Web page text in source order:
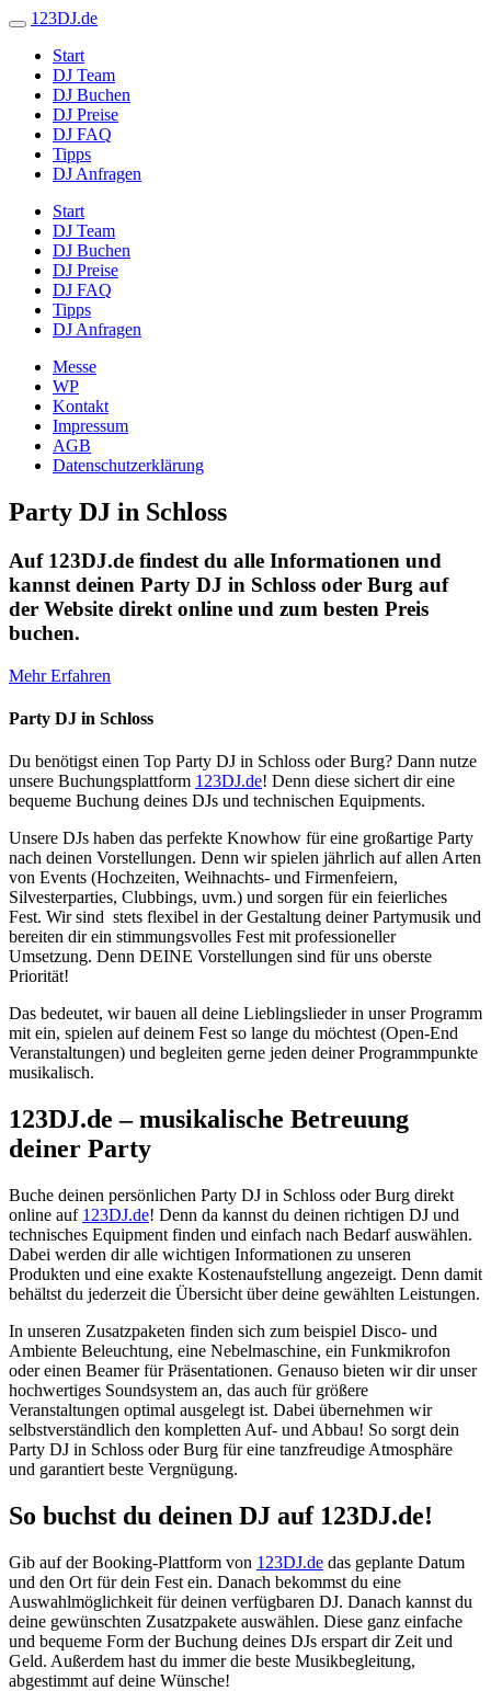
123DJ.de
Start
DJ Team
DJ Buchen
DJ Preise
DJ FAQ
Tipps
DJ Anfragen
Start
DJ Team
DJ Buchen
DJ Preise
DJ FAQ
Tipps
DJ Anfragen
Messe
WP
Kontakt
Impressum
AGB
Datenschutzerklärung
Party DJ in Schloss
Auf 123DJ.de findest du alle Informationen und
kannst deinen Party DJ in Schloss oder Burg auf
der Website direkt online und zum besten Preis
buchen.
Mehr Erfahren
Party DJ in Schloss
Du benötigst einen Top Party DJ in Schloss oder Burg? Dann nutze
unsere Buchungsplattform 123DJ.de! Denn diese sichert dir eine
bequeme Buchung deines DJs und technischen Equipments.
Unsere DJs haben das perfekte Knowhow für eine großartige Party
nach deinen Vorstellungen. Denn wir spielen jährlich auf allen Arten
von Events (Hochzeiten, Weihnachts- und Firmenfeiern,
Silvesterparties, Clubbings, uvm.) und sorgen für ein feierliches
Fest. Wir sind stets flexibel in der Gestaltung deiner Partymusik und
bereiten dir ein stimmungsvolles Fest mit professioneller
Umsetzung. Denn DEINE Vorstellungen sind für uns oberste
Priorität!
Das bedeutet, wir bauen all deine Lieblingslieder in unser Programm
mit ein, spielen auf deinem Fest so lange du möchtest (Open-End
Veranstaltungen) und begleiten gerne jeden deiner Programmpunkte
musikalisch.
123DJ.de – musikalische Betreuung
deiner Party
Buche deinen persönlichen Party DJ in Schloss oder Burg direkt
online auf 123DJ.de! Denn da kannst du deinen richtigen DJ und
technisches Equipment finden und einfach nach Bedarf auswählen.
Dabei werden dir alle wichtigen Informationen zu unseren
Produkten und eine exakte Kostenaufstellung angezeigt. Denn damit
behältst du jederzeit die Übersicht über deine gewählten Leistungen.
In unseren Zusatzpaketen finden sich zum beispiel Disco- und
Ambiente Beleuchtung, eine Nebelmaschine, ein Funkmikrofon
oder einen Beamer für Präsentationen. Genauso bieten wir dir unser
hochwertiges Soundsystem an, das auch für größere
Veranstaltungen optimal ausgelegt ist. Dabei übernehmen wir
selbstverständlich den kompletten Auf- und Abbau! So sorgt dein
Party DJ in Schloss oder Burg für eine tanzfreudige Atmosphäre
und garantiert beste Vergnügung.
So buchst du deinen DJ auf 123DJ.de!
Gib auf der Booking-Plattform von 123DJ.de das geplante Datum
und den Ort für dein Fest ein. Danach bekommst du eine
Auswahlmöglichkeit für deinen verfügbaren DJ. Danach kannst du
deine gewünschten Zusatzpakete auswählen. Diese ganz einfache
und bequeme Form der Buchung deines DJs erspart dir Zeit und
Geld. Außerdem hast du immer die beste Musikbegleitung,
abgestimmt auf deine Wünsche!